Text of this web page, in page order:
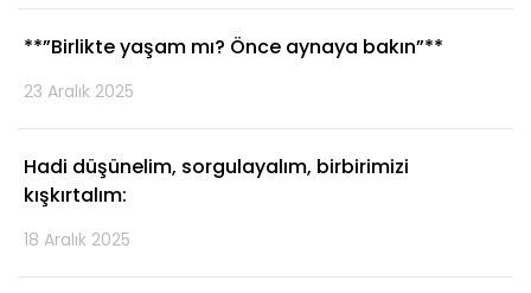
**”Birlikte yaşam mı? Önce aynaya bakın”**
23 Aralık 2025
Hadi düşünelim, sorgulayalım, birbirimizi
kışkırtalım:
18 Aralık 2025